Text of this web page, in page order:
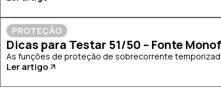
PROTEÇÃO
Dicas para Testar 51/50 – Fonte
As funções de proteção de sobrecorrente
Ler artigo